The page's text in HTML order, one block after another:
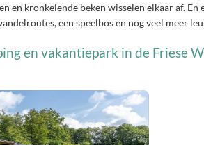
en kronkelende beken wisselen elkaar af.
een speelbos en nog veel meer
en vakantiepark in de Friese